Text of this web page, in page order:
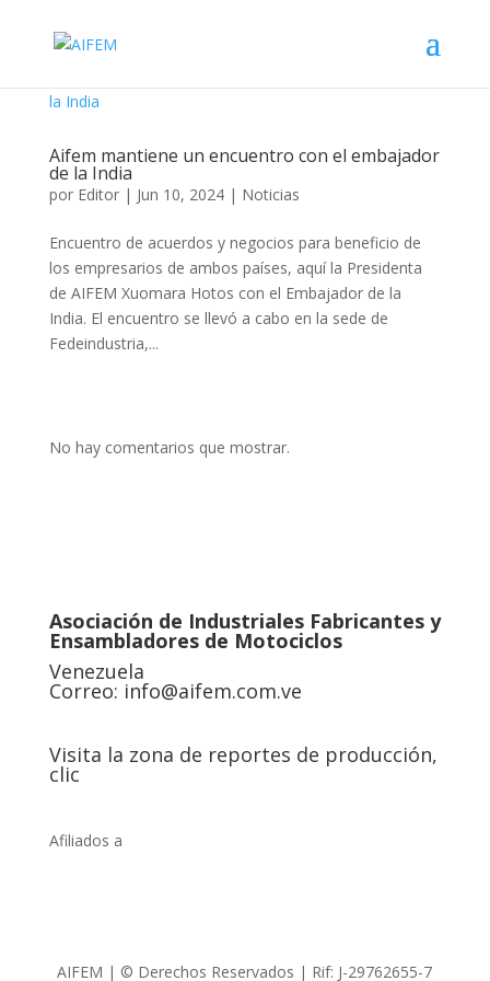
Aifem mantiene un encuentro con el embajador
de la India
por Editor| Jun 10, 2024| Noticias
Encuentro de acuerdos y negocios para beneficio de
los empresarios de ambos países, aquí la Presidenta
de AIFEM Xuomara Hotos con el Embajador de la
India. El encuentro se llevó a cabo en la sede de
Fedeindustria,...
No hay comentarios que mostrar.
Asociación de Industriales Fabricantes y
Ensambladores de Motociclos
Venezuela
Correo: info@aifem.com.ve
Visita la zona de reportes de producción,
clic
Afiliados a
AIFEM | © Derechos Reservados | Rif: J-29762655-7